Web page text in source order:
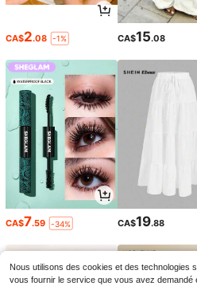
CA$2.08 -1% CA$15.08
CA$7.59 -34% CA$19.88
Nous utilisons des cookies et des technologies
vous fournir le service que vous avez demandé